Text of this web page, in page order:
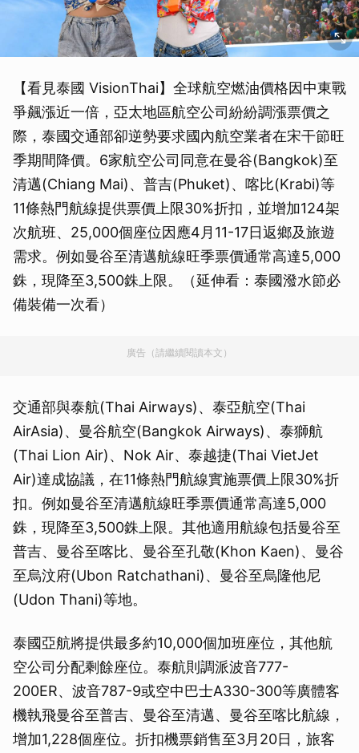
【看見泰國 VisionThai】全球航空燃油價格因中東戰
爭飆漲近一倍，亞太地區航空公司紛紛調漲票價之
際，泰國交通部卻逆勢要求國內航空業者在宋干節旺
季期間降價。6家航空公司同意在曼谷(Bangkok)至
清邁(Chiang Mai)、普吉(Phuket)、喀比(Krabi)等
11條熱門航線提供票價上限30%折扣，並增加124架
次航班、25,000個座位因應4月11-17日返鄉及旅遊
需求。例如曼谷至清邁航線旺季票價通常高達5,000
銖，現降至3,500銖上限。（延伸看：泰國潑水節必
備裝備一次看）
廣告（請繼續閱讀本文）
交通部與泰航(Thai Airways)、泰亞航空(Thai
AirAsia)、曼谷航空(Bangkok Airways)、泰獅航
(Thai Lion Air)、Nok Air、泰越捷(Thai VietJet
Air)達成協議，在11條熱門航線實施票價上限30%折
扣。例如曼谷至清邁航線旺季票價通常高達5,000
銖，現降至3,500銖上限。其他適用航線包括曼谷至
普吉、曼谷至喀比、曼谷至孔敬(Khon Kaen)、曼谷
至烏汶府(Ubon Ratchathani)、曼谷至烏隆他尼
(Udon Thani)等地。
泰國亞航將提供最多約10,000個加班座位，其他航
空公司分配剩餘座位。泰航則調派波音777-
200ER、波音787-9或空中巴士A330-300等廣體客
機執飛曼谷至普吉、曼谷至清邁、曼谷至喀比航線，
增加1,228個座位。折扣機票銷售至3月20日，旅客